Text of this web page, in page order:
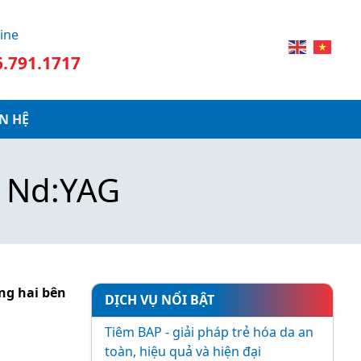
HỆ
hai bên
DỊCH VỤ NỔI BẬT
Tiêm BAP - giải pháp trẻ hóa da an
toàn, hiệu quả và hiện đại